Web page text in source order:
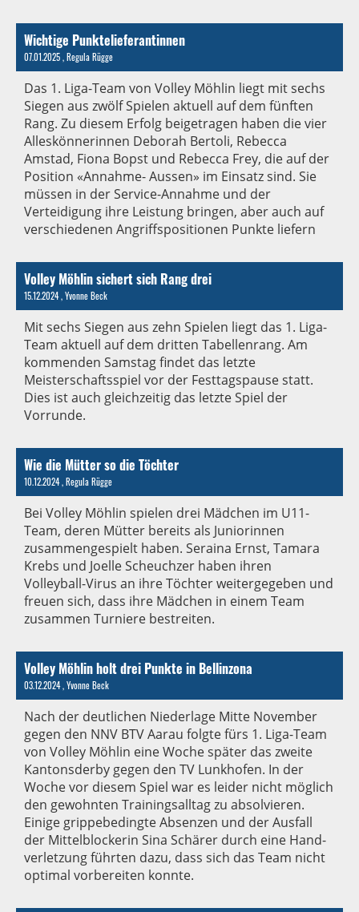
Wichtige Punktelieferantinnen
07.01.2025, Regula Rügge
Das 1. Liga-Team von Volley Möhlin liegt mit sechs
Siegen aus zwölf Spielen aktuell auf dem fünften
Rang. Zu diesem Erfolg beigetragen haben die vier
Alleskönnerinnen Deborah Bertoli, Rebecca
Amstad, Fiona Bopst und Rebecca Frey, die auf der
Position «Annahme- Aussen» im Einsatz sind. Sie
müssen in der Service-Annahme und der
Verteidigung ihre Leistung bringen, aber auch auf
verschiedenen Angriffspositionen Punkte liefern
Volley Möhlin sichert sich Rang drei
15.12.2024, Yvonne Beck
Mit sechs Siegen aus zehn Spielen liegt das 1. Liga-
Team aktuell auf dem dritten Tabellenrang. Am
kommenden Samstag findet das letzte
Meisterschaftsspiel vor der Festtagspause statt.
Dies ist auch gleichzeitig das letzte Spiel der
Vorrunde.
Wie die Mütter so die Töchter
10.12.2024, Regula Rügge
Bei Volley Möhlin spielen drei Mädchen im U11-
Team, deren Mütter bereits als Juniorinnen
zusammengespielt haben. Seraina Ernst, Tamara
Krebs und Joelle Scheuchzer haben ihren
Volleyball-Virus an ihre Töchter weitergegeben und
freuen sich, dass ihre Mädchen in einem Team
zusammen Turniere bestreiten.
Volley Möhlin holt drei Punkte in Bellinzona
03.12.2024, Yvonne Beck
Nach der deutlichen Niederlage Mitte November
gegen den NNV BTV Aarau folgte fürs 1. Liga-Team
von Volley Möhlin eine Woche später das zweite
Kantonsderby gegen den TV Lunkhofen. In der
Woche vor diesem Spiel war es leider nicht möglich
den gewohnten Trainingsalltag zu absolvieren.
Einige grippebedingte Absenzen und der Ausfall
der Mittelblockerin Sina Schärer durch eine Hand-
verletzung führten dazu, dass sich das Team nicht
optimal vorbereiten konnte.